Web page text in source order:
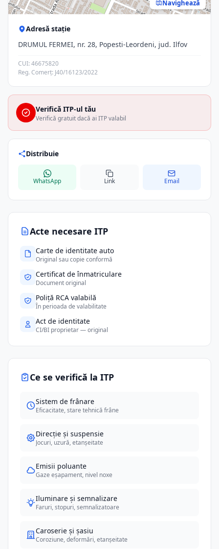
Acte necesare ITP
Carte de identitate auto
Original sau copie conformă
Certificat de înmatriculare
Document original
Poliță RCA valabilă
În perioada de valabilitate
Act de identitate
CI/BI proprietar — original
Ce se verifică la ITP
Sistem de frânare
Eficacitate, stare tehnică frâne
Direcție și suspensie
Jocuri, uzură, etanșeitate
Emisii poluante
Gaze eșapament, nivel noxe
Iluminare și semnalizare
Faruri, stopuri, semnalizatoare
Caroserie și șasiu
Coroziune, deformări, etanșeitate
Navighează
Adresă stație
DRUMUL FERMEI, nr. 28, Popesti-Leordeni, jud. Ilfov
CUI: 46675820
Reg. Comerț: J40/16123/2022
Verifică ITP-ul tău
Verifică gratuit dacă ai ITP valabil
Distribuie
WhatsApp Link Email